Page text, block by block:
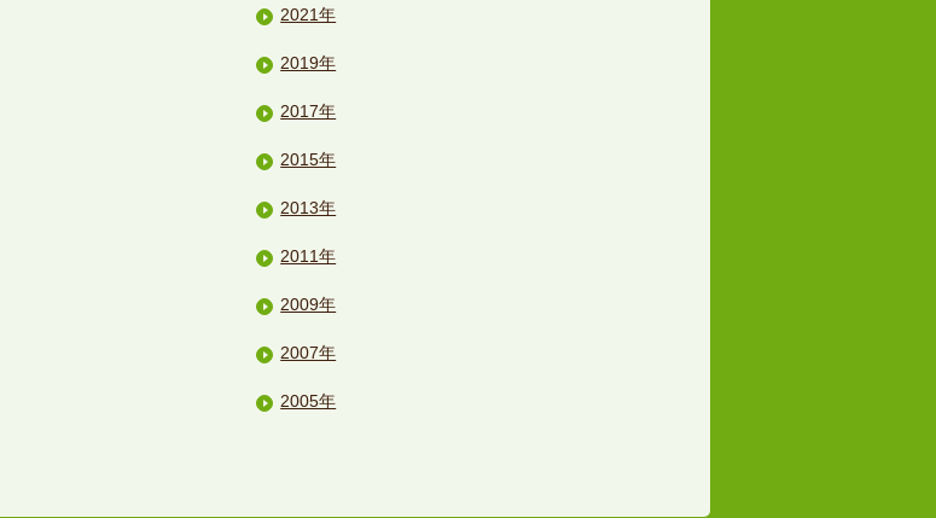
2021年
2019年
2017年
2015年
2013年
2011年
2009年
2007年
2005年